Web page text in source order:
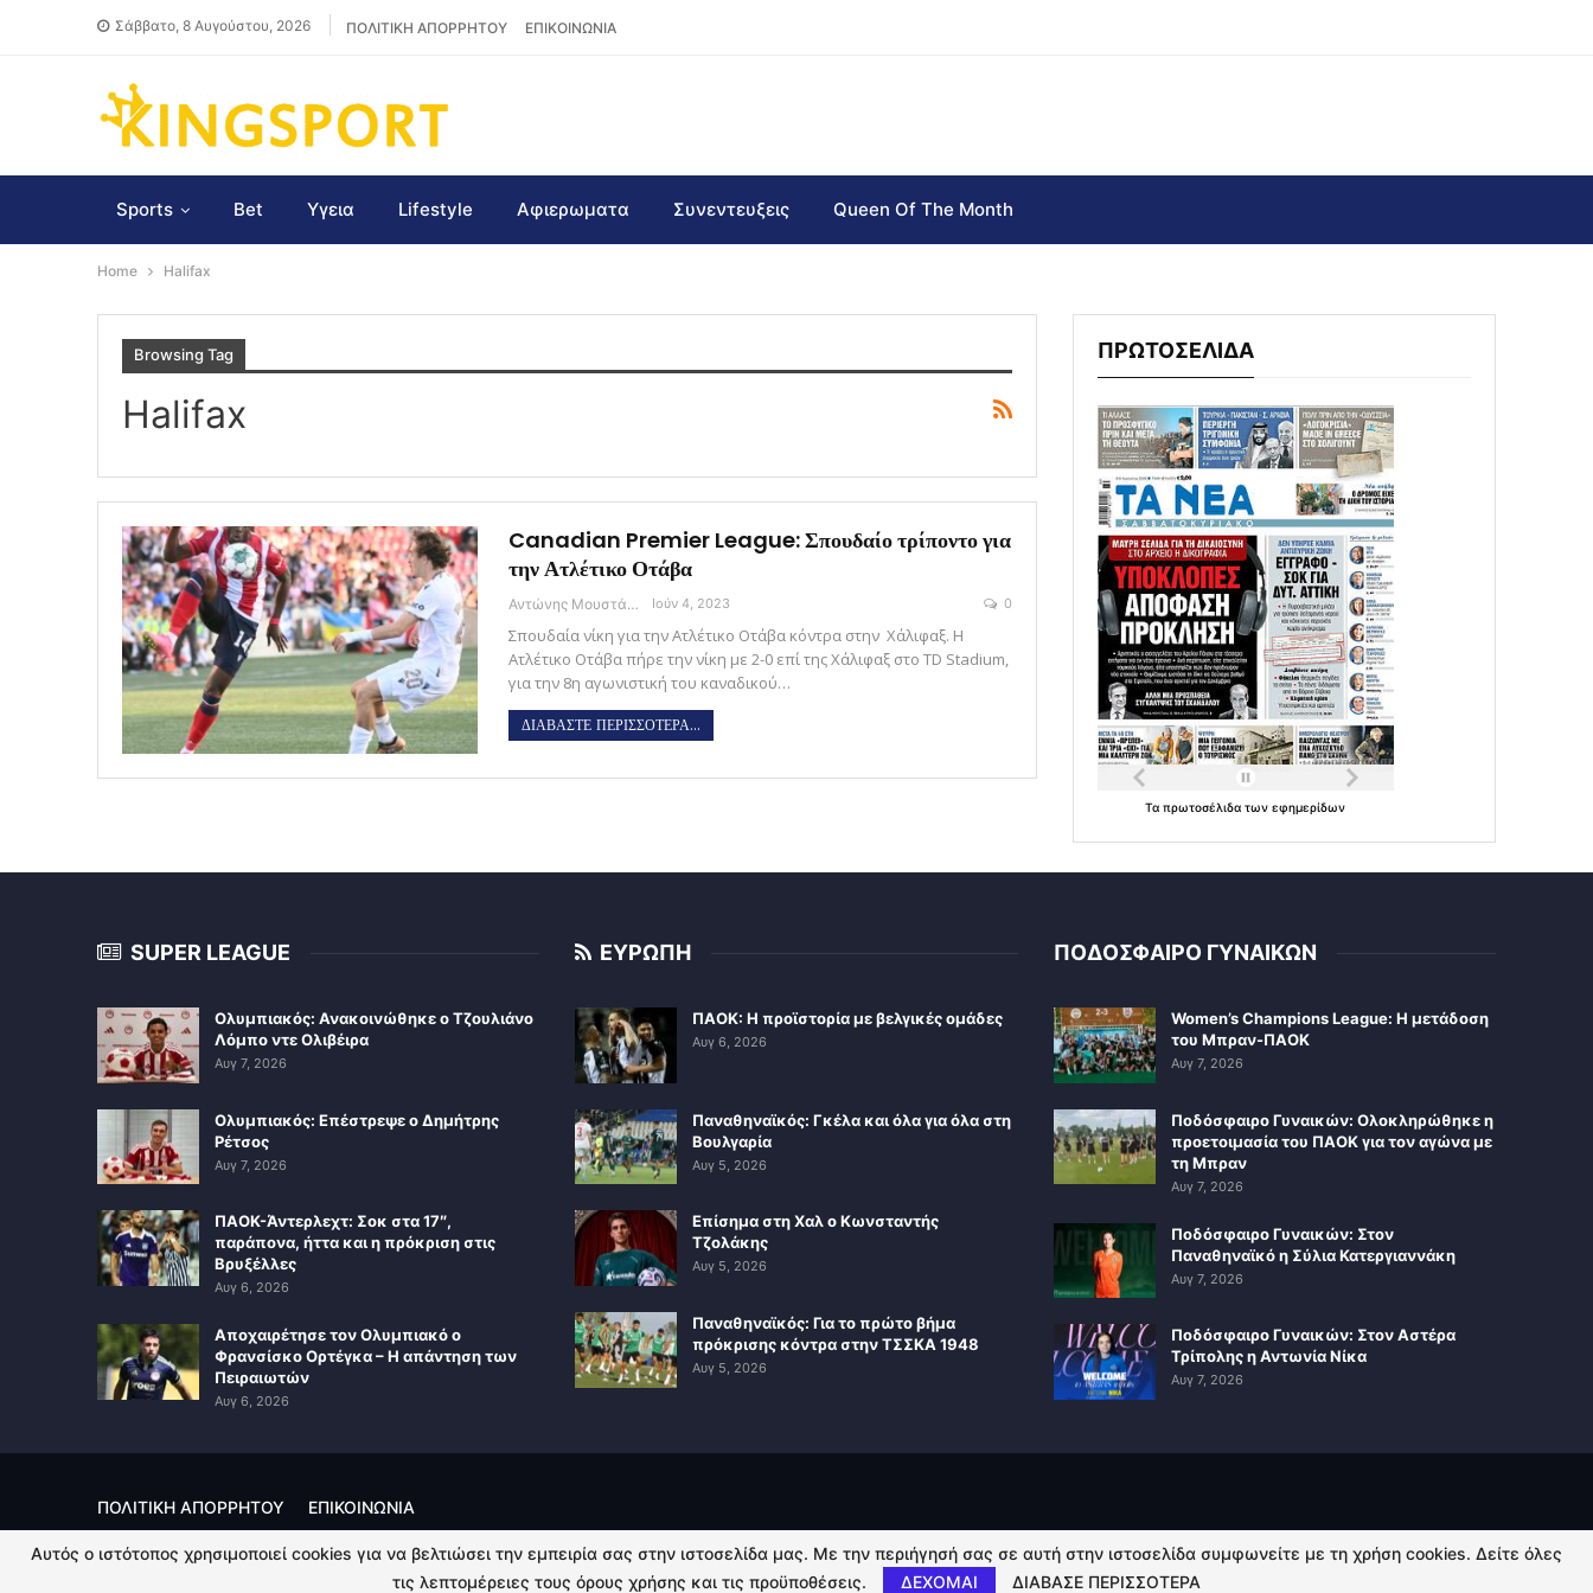
Σάββατο, 8 Αυγούστου, 2026 ΠΟΛΙΤΙΚΗ ΑΠΟΡΡΗΤΟΥ ΕΠΙΚΟΙΝΩΝΙΑ
Sports Bet Υγεια Lifestyle Αφιερωματα Συνεντευξεις Queen Of The Month
Home Halifax
Browsing Tag
Halifax
Canadian Premier League: Σπουδαίο τρίποντο για
την Ατλέτικο Οτάβα
Αντώνης Μουστάκας Ιούν 4, 2023 0
Σπουδαία νίκη για την Ατλέτικο Οτάβα κόντρα στην Χάλιφαξ. Η
Ατλέτικο Οτάβα πήρε την νίκη με 2-0 επί της Χάλιφαξ στο TD Stadium,
για την 8η αγωνιστική του καναδικού…
ΔΙΑΒΑΣΤΕ ΠΕΡΙΣΣΟΤΕΡΑ...
ΠΡΩΤΟΣΕΛΙΔΑ
Ταπρωτοσέλιδατωνεφημερίδων
SUPER LEAGUE
Ολυμπιακός: Ανακοινώθηκε ο Τζουλιάνο
Λόμπο ντε Ολιβέιρα
Αυγ 7, 2026
Ολυμπιακός: Επέστρεψε ο Δημήτρης
Ρέτσος
Αυγ 7, 2026
ΠΑΟΚ-Άντερλεχτ: Σοκ στα 17″,
παράπονα, ήττα και η πρόκριση στις
Βρυξέλλες
Αυγ 6, 2026
Αποχαιρέτησε τον Ολυμπιακό ο
Φρανσίσκο Ορτέγκα – Η απάντηση των
Πειραιωτών
Αυγ 6, 2026
ΕΥΡΩΠΗ
ΠΑΟΚ: Η προϊστορία με βελγικές ομάδες
Αυγ 6, 2026
Παναθηναϊκός: Γκέλα και όλα για όλα στη
Βουλγαρία
Αυγ 5, 2026
Επίσημα στη Χαλ ο Κωνσταντής
Τζολάκης
Αυγ 5, 2026
Παναθηναϊκός: Για το πρώτο βήμα
πρόκρισης κόντρα στην ΤΣΣΚΑ 1948
Αυγ 5, 2026
ΠΟΔΟΣΦΑΙΡΟ ΓΥΝΑΙΚΩΝ
Women’s Champions League: Η μετάδοση
του Μπραν-ΠΑΟΚ
Αυγ 7, 2026
Ποδόσφαιρο Γυναικών: Ολοκληρώθηκε η
προετοιμασία του ΠΑΟΚ για τον αγώνα με
τη Μπραν
Αυγ 7, 2026
Ποδόσφαιρο Γυναικών: Στον
Παναθηναϊκό η Σύλια Κατεργιαννάκη
Αυγ 7, 2026
Ποδόσφαιρο Γυναικών: Στον Αστέρα
Τρίπολης η Αντωνία Νίκα
Αυγ 7, 2026
ΠΟΛΙΤΙΚΗ ΑΠΟΡΡΗΤΟΥ ΕΠΙΚΟΙΝΩΝΙΑ
© 2026 - Kingsport.gr. All Rights Reserved.
Αυτός ο ιστότοπος χρησιμοποιεί cookies για να βελτιώσει την εμπειρία σας στην ιστοσελίδα μας. Με την περιήγησή σας σε αυτή στην ιστοσελίδα συμφωνείτε με τη χρήση cookies. Δείτε όλες
τις λεπτομέρειες τους όρους χρήσης και τις προϋποθέσεις.
ΔΕΧΟΜΑΙ ΔΙΑΒΑΣΕ ΠΕΡΙΣΣΟΤΕΡΑ